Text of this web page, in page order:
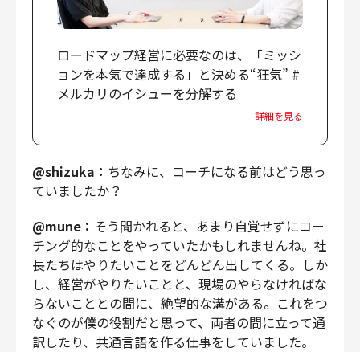
ロードマップ経営に必要なのは、「ミッシ
ョンを本気で達成する」と決める“狂気” #
メルカリのイシューを分解する
詳細を見る
@shizuka： ちなみに、コーチになる前はどう思っ
ていましたか？
@mune： そう聞かれると、あまり自覚せずにコー
チング的なことをやっていたかもしれませんね。社
長たちはやりたいことをどんどん出してくる。しか
し、経営がやりたいことと、現場のやらなければな
らないこととの間に、絶望的な溝がある。これをつ
なぐのが僕の役割だと思って、両者の間に立って通
訳したり、共通言語を作る仕事をしていました。